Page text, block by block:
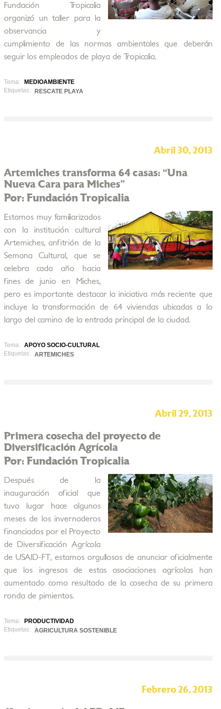
Fundación Tropicalia
organizó un taller para la
observancia y
cumplimiento de las normas ambientales que deberán
seguir los empleados de playa de Tropicalia.
Tema:
MEDIOAMBIENTE
Etiquetas:
RESCATE PLAYA
Abril 30, 2013
Artemiches transforma 64 casas: “Una
Nueva Cara para Miches”
Por: Fundación Tropicalia
Estamos muy familiarizados
con la institución cultural
Artemiches, anfitrión de la
Semana Cultural, que se
celebra cada año hacia
fines de junio en Miches,
pero es importante destacar la iniciativa más reciente que
incluye la transformación de 64 viviendas ubicadas a lo
largo del camino de la entrada principal de la ciudad.
Tema:
APOYO SOCIO-CULTURAL
Etiquetas:
ARTEMICHES
Abril 29, 2013
Primera cosecha del proyecto de
Diversificación Agrícola
Por: Fundación Tropicalia
Después de la
inauguración oficial que
tuvo lugar hace algunos
meses de los invernaderos
financiados por el Proyecto
de Diversificación Agrícola
de USAID-FT, estamos orgullosos de anunciar oficialmente
que los ingresos de estas asociaciones agrícolas han
aumentado como resultado de la cosecha de su primera
ronda de pimientos.
Tema:
PRODUCTIVIDAD
Etiquetas:
AGRICULTURA SOSTENIBLE
Febrero 26, 2013